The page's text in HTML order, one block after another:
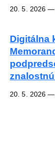
20. 5. 2026 —
Digitálna
20. 5. 2026 —